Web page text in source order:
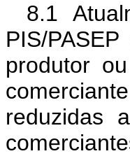
8.1
PIS/
produtor
reduzidas